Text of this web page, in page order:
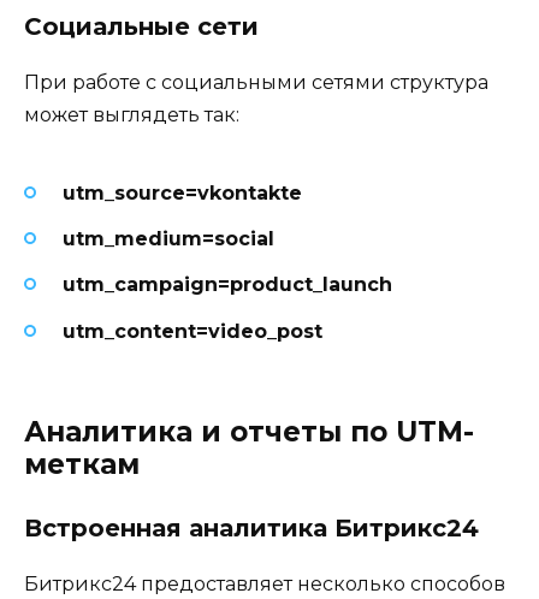
Социальные сети
При работе с социальными сетями структура
может выглядеть так:
utm_source=vkontakte
utm_medium=social
utm_campaign=product_launch
utm_content=video_post
Аналитика и отчеты по UTM-
меткам
Встроенная аналитика Битрикс24
Битрикс24 предоставляет несколько способов